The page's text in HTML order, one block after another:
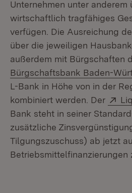
Unternehmen unter anderem
wirtschaftlich tragfähiges
verfügen. Die Ausreichung
über die jeweiligen
außerdem mit Bürgschaften
Bürgschaftsbank Baden-
L-Bank in Höhe von in der
kombiniert werden. Der
Bank steht in seiner
zusätzliche
Tilgungszuschuss) ab jetzt
Betriebsmittelfinanzierungen